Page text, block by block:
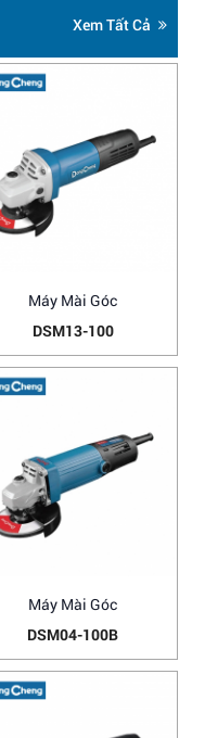
Xem Tất Cả
Máy Mài Góc
DSM13-100
Máy Mài Góc
DSM04-100B